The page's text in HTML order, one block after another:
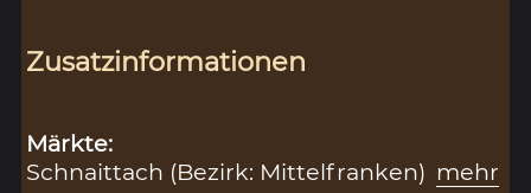
Zusatzinformationen
Märkte:
Schnaittach (Bezirk: Mittelfranken) mehr